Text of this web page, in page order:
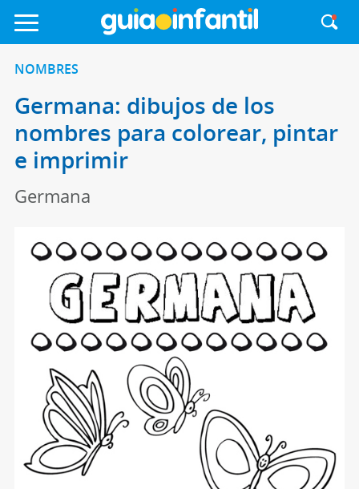
NOMBRES
Germana: dibujos de los
nombres para colorear, pintar
e imprimir
Germana